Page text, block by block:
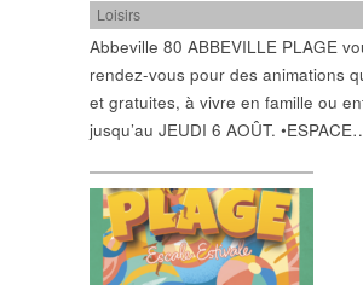
Loisirs
Abbeville 80 ABBEVILLE PLAGE
rendez-vous pour des animations
et gratuites, à vivre en famille ou
jusqu’au JEUDI 6 AOÛT.